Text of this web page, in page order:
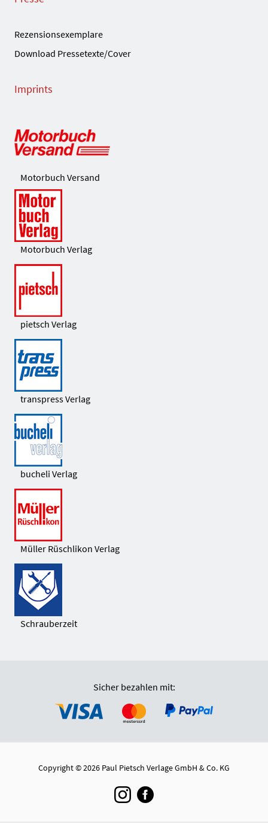
Rezensionsexemplare
Download Pressetexte/Cover
Imprints
Motorbuch Versand
Motorbuch Verlag
pietsch Verlag
transpress Verlag
bucheli Verlag
Müller Rüschlikon Verlag
Schrauberzeit
Sicher bezahlen mit:
Copyright © 2026 Paul Pietsch Verlage GmbH & Co. KG